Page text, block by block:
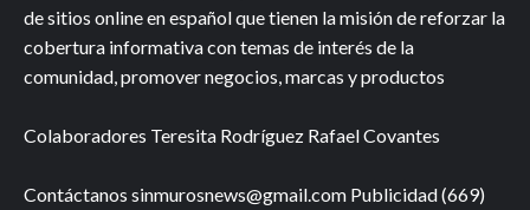
de sitios online en español que tienen la misión de reforzar la
cobertura informativa con temas de interés de la
comunidad, promover negocios, marcas y productos
Colaboradores Teresita Rodríguez Rafael Covantes
Contáctanos sinmurosnews@gmail.com Publicidad (669)